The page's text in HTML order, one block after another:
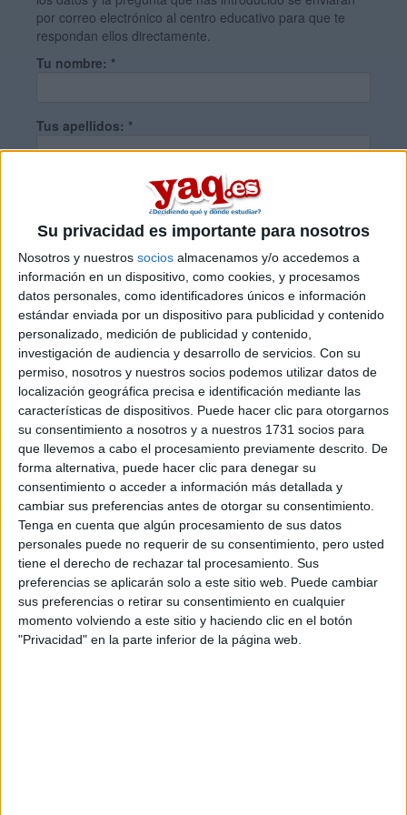
Su privacidad es importante para nosotros
Nosotros y nuestros socios almacenamos y/o accedemos a
información en un dispositivo, como cookies, y procesamos
datos personales, como identificadores únicos e información
estándar enviada por un dispositivo para publicidad y contenido
personalizado, medición de publicidad y contenido,
investigación de audiencia y desarrollo de servicios. Con su
permiso, nosotros y nuestros socios podemos utilizar datos de
localización geográfica precisa e identificación mediante las
características de dispositivos. Puede hacer clic para otorgarnos
su consentimiento a nosotros y a nuestros 1731 socios para
que llevemos a cabo el procesamiento previamente descrito. De
forma alternativa, puede hacer clic para denegar su
consentimiento o acceder a información más detallada y
cambiar sus preferencias antes de otorgar su consentimiento.
Tenga en cuenta que algún procesamiento de sus datos
personales puede no requerir de su consentimiento, pero usted
tiene el derecho de rechazar tal procesamiento. Sus
preferencias se aplicarán solo a este sitio web. Puede cambiar
sus preferencias o retirar su consentimiento en cualquier
momento volviendo a este sitio y haciendo clic en el botón
"Privacidad" en la parte inferior de la página web.
por correo electrónico al centro educativo para que te
respondan ellos directamente.
Tu nombre: *
Tus apellidos: *
¿Qué quieres preguntar?*
Escribe aquí las dudas o preguntas que te gustaría que te
respondieran: plazos de preinscripción, precios, plazas
disponibles…:
Acepto lostérminos y condicionesy lapolítica de
privacidad :*
Información básica sobre protección de datos
Responsable:Compás Mediterráneo SL (Editora de la